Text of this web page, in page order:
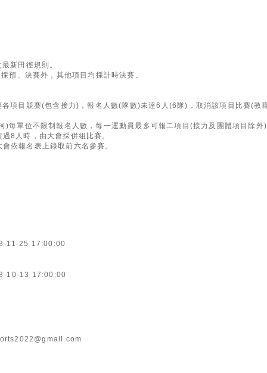
新田徑規則。
預、決賽外，其他項目均採計時決賽。
項目競賽(包含接力)，報名人數(隊數)未達6人(6隊)，取消該項目比賽(教
)每單位不限制報名人數，每一運動員最多可報二項目(接力及團體項目除外
8人時，由大會採併組比賽。
依報名表上錄取前六名參賽。
11-25 17:00:00
10-13 17:00:00